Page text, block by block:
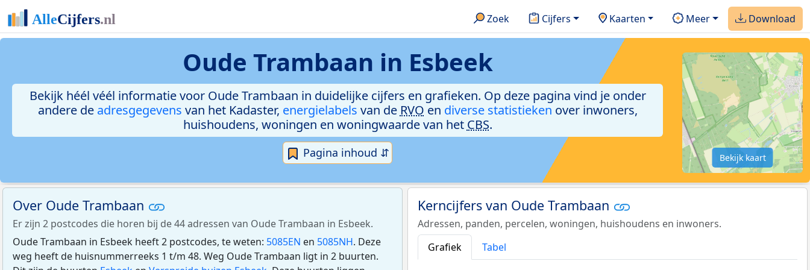
Zoek Cijfers Kaarten Meer Download
Oude Trambaan in Esbeek
Bekijk héél véél informatie voor Oude Trambaan in duidelijke cijfers en grafieken. Op deze pagina vind je onder
andere de adresgegevens van het Kadaster, energielabels van de RVO en diverse statistieken over inwoners,
huishoudens, woningen en woningwaarde van het CBS.
Pagina inhoud ⇵ Bekijk kaart
Over Oude Trambaan
Er zijn 2 postcodes die horen bij de 44 adressen van Oude Trambaan in Esbeek.
Oude Trambaan in Esbeek heeft 2 postcodes, te weten: 5085EN en 5085NH. Deze
weg heeft de huisnummerreeks 1 t/m 48. Weg Oude Trambaan ligt in 2 buurten.
Kerncijfers van Oude Trambaan
Adressen, panden, percelen, woningen, huishoudens en inwoners.
Grafiek
Tabel